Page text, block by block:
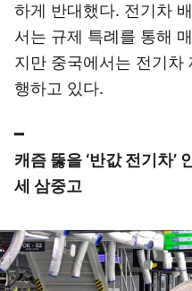
하게 반대했다. 전기차
서는 규제 특례를 통해
지만 중국에서는 전기차
행하고 있다.
━
캐즘 뚫을 ‘반값 전기차’
세 삼중고